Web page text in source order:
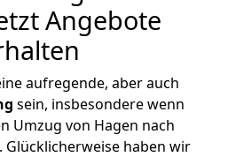
Angebote
aufregende, aber auch
sein, insbesondere wenn
Umzug von Hagen nach
Glücklicherweise haben wir